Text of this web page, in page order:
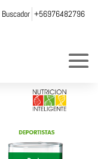
Buscador +56976482796